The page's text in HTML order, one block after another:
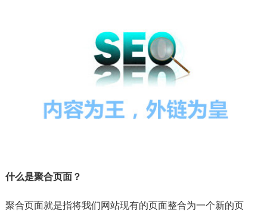
什么是聚合页面？
聚合页面就是指将我们网站现有的页面整合为一个新的页